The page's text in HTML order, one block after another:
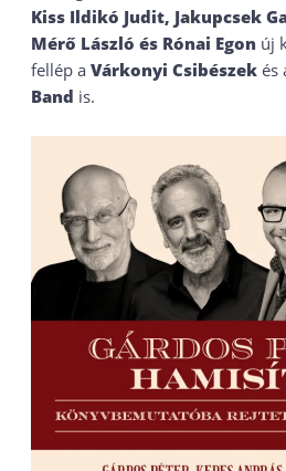
Kiss Ildikó Judit, Jakupcsek
Mérő László és Rónai Egon új
fellép a Várkonyi Csibészek és
Band is.